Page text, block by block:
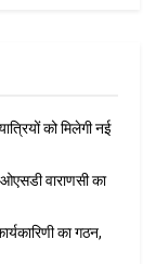
को मिलेगी नई
वाराणसी का
का गठन,